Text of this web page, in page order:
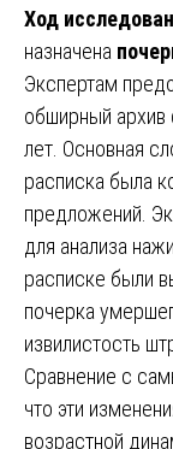
Ход
назначена
Экспертам
обширный архив
лет. Основная
расписка была
предложений.
для анализа
расписке были
почерка
извилистость
Сравнение с
что эти
возрастной